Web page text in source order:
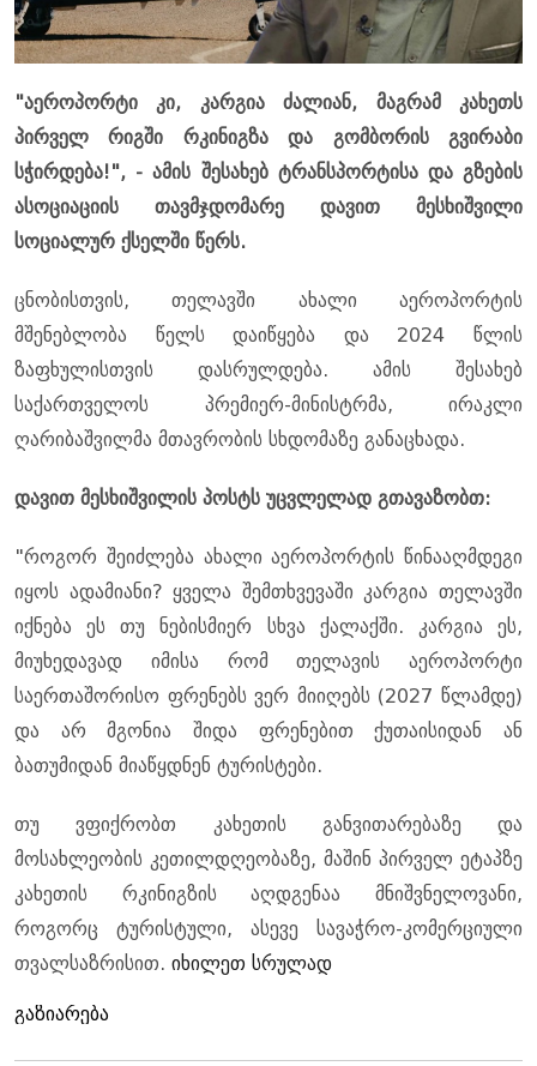
"აეროპორტი კი, კარგია ძალიან, მაგრამ კახეთს
პირველ რიგში რკინიგზა და გომბორის გვირაბი
სჭირდება!", - ამის შესახებ ტრანსპორტისა და გზების
ასოციაციის თავმჯდომარე დავით მესხიშვილი
სოციალურ ქსელში წერს.
ცნობისთვის, თელავში ახალი აეროპორტის
მშენებლობა წელს დაიწყება და 2024 წლის
ზაფხულისთვის დასრულდება. ამის შესახებ
საქართველოს პრემიერ-მინისტრმა, ირაკლი
ღარიბაშვილმა მთავრობის სხდომაზე განაცხადა.
დავით მესხიშვილის პოსტს უცვლელად გთავაზობთ:
"როგორ შეიძლება ახალი აეროპორტის წინააღმდეგი
იყოს ადამიანი? ყველა შემთხვევაში კარგია თელავში
იქნება ეს თუ ნებისმიერ სხვა ქალაქში. კარგია ეს,
მიუხედავად იმისა რომ თელავის აეროპორტი
საერთაშორისო ფრენებს ვერ მიიღებს (2027 წლამდე)
და არ მგონია შიდა ფრენებით ქუთაისიდან ან
ბათუმიდან მიაწყდნენ ტურისტები.
თუ ვფიქრობთ კახეთის განვითარებაზე და
მოსახლეობის კეთილდღეობაზე, მაშინ პირველ ეტაპზე
კახეთის რკინიგზის აღდგენაა მნიშვნელოვანი,
როგორც ტურისტული, ასევე სავაჭრო-კომერციული
თვალსაზრისით. იხილეთ სრულად
გაზიარება